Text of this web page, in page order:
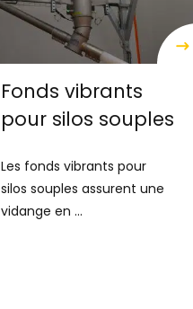
Fonds vibrants
pour silos souples
Les fonds vibrants pour
silos souples assurent une
vidange en ...